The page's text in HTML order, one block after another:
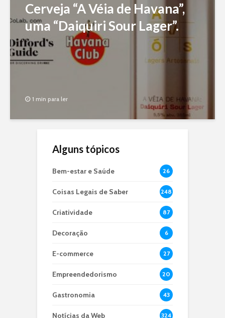
Cerveja “A Véia de Havana”,
uma “Daiquiri Sour Lager”.
1 min para ler
Alguns tópicos
Bem-estar e Saúde 26
Coisas Legais de Saber 248
Criatividade 87
Decoração 6
E-commerce 27
Empreendedorismo 20
Gastronomia 43
Notícias da Web 324